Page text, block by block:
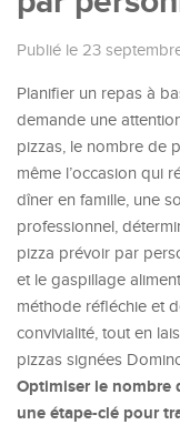
Publié le 23
Planifier un repas à
demande une
pizzas, le nombre de
même l’occasion qui
dîner en famille, une
professionnel,
pizza prévoir par
et le gaspillage
méthode réfléchie et
convivialité, tout en
pizzas signées
Optimiser le nombre
une étape-clé pour